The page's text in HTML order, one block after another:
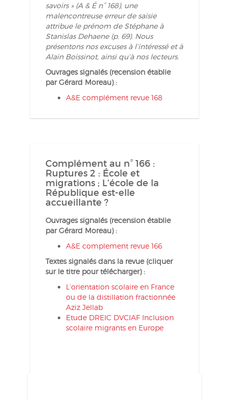
savoirs » (A & É n° 168), une
malencontreuse erreur de saisie
attribue le prénom de Stéphane à
Stanislas Dehaene (p. 69). Nous
présentons nos excuses à l’intéressé et à
Alain Boissinot, ainsi qu’à nos lecteurs.
Ouvrages signalés (recension établie
par Gérard Moreau) :
A&E complément revue 168
Complément au n° 166 :
Ruptures 2 : École et
migrations ; L’école de la
République est-elle
accueillante ?
Ouvrages signalés (recension établie
par Gérard Moreau) :
A&E complement revue 166
Textes signalés dans la revue (cliquer
sur le titre pour télécharger) :
L’orientation scolaire en France
ou de la distillation fractionnée
Aziz Jellab
Etude DREIC DVCIAF Inclusion
scolaire migrants en Europe